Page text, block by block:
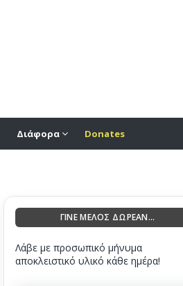
Διάφορα Donates
ΓΙΝΕ ΜΕΛΟΣ ΔΩΡΕΑΝ...
Λάβε με προσωπικό μήνυμα
αποκλειστικό υλικό κάθε ημέρα!